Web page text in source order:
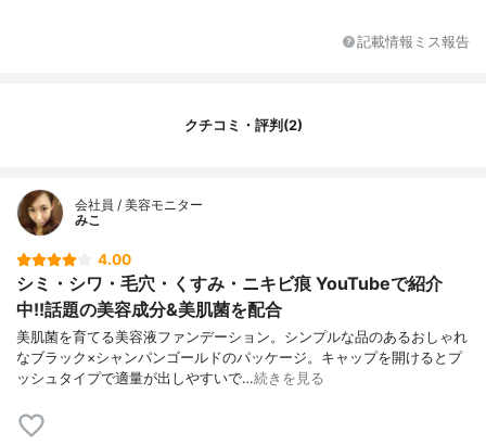
ン、セスキイソステアリン酸ソルビタン、
ステアリン酸、炭酸プロピレン、エチルヘ
－10、ステアロイルラクチレートNa、ナイ
アシンアミド、変性アルコール、セラミドN
P、PCA亜鉛、加水分解コラーゲン、セラミ
ドNG、セラミドAP、フィトスフィンゴシ
ン、フェノキシエタノール、炭酸水素Na、
クロレラ／シロバナルーピンタンパク発酵
記載情報ミス報告
クチコミ・評判(2)
会社員 / 美容モニター
みこ
4.00
シミ・シワ・毛穴・くすみ・ニキビ痕 YouTubeで紹介
中!!話題の美容成分&美肌菌を配合
美肌菌を育てる美容液ファンデーション。シンプルな品のあるおしゃれ
なブラック×シャンパンゴールドのパッケージ。キャップを開けるとプ
ッシュタイプで適量が出しやすいで…続きを見る